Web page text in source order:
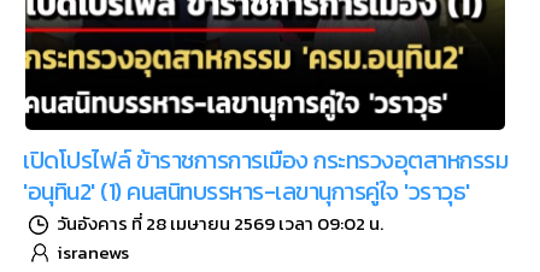
เปิดโปรไฟล์ ข้าราชการการเมือง กระทรวงอุตสาหกรรม
'อนุทิน2' (1) คนสนิทบรรหาร-เลขานุการคู่ใจ 'วราวุธ'
วันอังคาร ที่ 28 เมษายน 2569 เวลา 09:02 น.
isranews